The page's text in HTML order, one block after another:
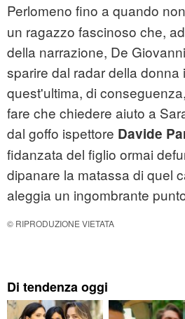
Perlomeno fino a quando
un ragazzo fascinoso che,
della narrazione, De
sparire dal radar della donna
quest'ultima, di
fare che chiedere aiuto a
dal goffo ispettore Davide
fidanzata del figlio ormai
dipanare la matassa di quel
aleggia un ingombrante
© RIPRODUZIONE VIETATA
Di tendenza oggi